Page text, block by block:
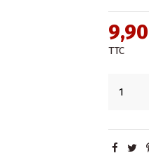
TTC